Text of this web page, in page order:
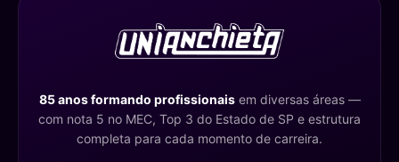
85 anos formando profissionaisem diversas áreas —
com nota 5 no MEC, Top 3 do Estado de SP e estrutura
completa para cada momento de carreira.